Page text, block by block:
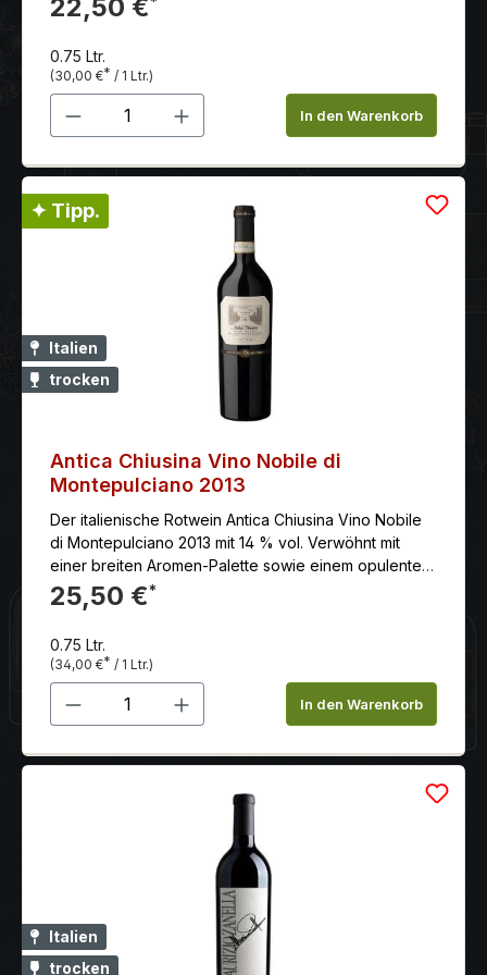
Gaumen samtig umhüllt.
22,50 €
0.75 Ltr.
(30,00 €* / 1 Ltr.)
Produkt Anzahl: Gib denIn den Warenkorb
✦ Tipp.
Italien
trocken
​Antica Chiusina Vino Nobile di
Montepulciano 2013
Der italienische Rotwein ​Antica Chiusina Vino Nobile
di Montepulciano 2013 mit 14 % vol. Verwöhnt mit
einer breiten Aromen-Palette sowie einem opulenten
Geschmack.
25,50 €*
0.75 Ltr.
(34,00 €* / 1 Ltr.)
Produkt Anzahl: Gib denIn den Warenkorb
Italien
trocken